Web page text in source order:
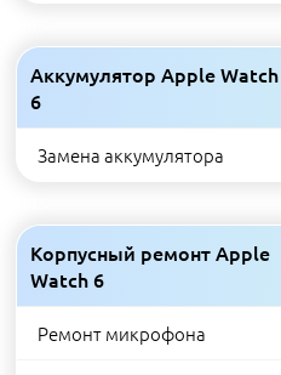
Аккумулятор Apple Watch
6
Замена аккумулятора
Корпусный ремонт Apple
Watch 6
Ремонт микрофона